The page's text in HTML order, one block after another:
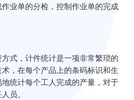
业单的分检，控制作业单的完成
式，计件统计是一项非常繁琐的
，在每个产品上的条码标识和生
统计每个工人完成的产量，对于
员。